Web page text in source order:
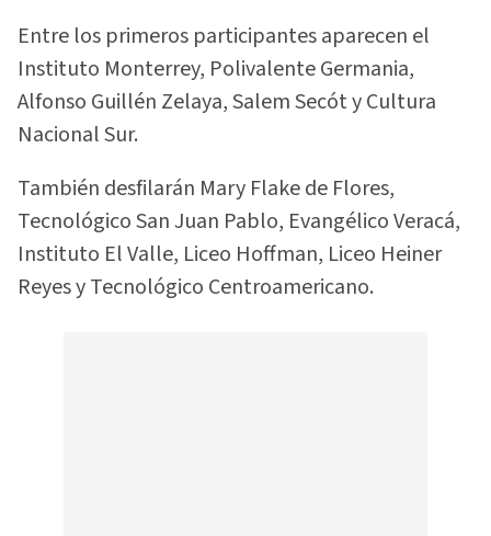
Entre los primeros participantes aparecen el
Instituto Monterrey, Polivalente Germania,
Alfonso Guillén Zelaya, Salem Secót y Cultura
Nacional Sur.
También desfilarán Mary Flake de Flores,
Tecnológico San Juan Pablo, Evangélico Veracá,
Instituto El Valle, Liceo Hoffman, Liceo Heiner
Reyes y Tecnológico Centroamericano.